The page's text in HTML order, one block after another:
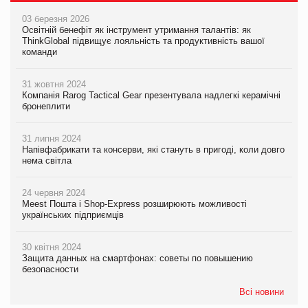
03 березня 2026
Освітній бенефіт як інструмент утримання талантів: як
ThinkGlobal підвищує лояльність та продуктивність вашої
команди
31 жовтня 2024
Компанія Rarog Tactical Gear презентувала надлегкі керамічні
бронеплити
31 липня 2024
Напівфабрикати та консерви, які стануть в пригоді, коли довго
нема світла
24 червня 2024
Meest Пошта і Shop-Express розширюють можливості
українських підприємців
30 квітня 2024
Защита данных на смартфонах: советы по повышению
безопасности
Всі новини